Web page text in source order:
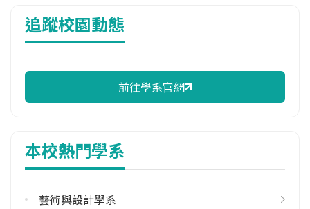
11,130 元/學期
114年註冊率
113學年度上學期
113學年度下學期
18
修輔系人數
追蹤校園動態
前往學系官網
本校熱門學系
藝術與設計學系